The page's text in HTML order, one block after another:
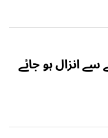
انزال ہو جائے